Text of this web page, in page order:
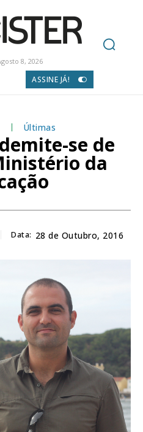
8, 2026
ASSINE JÁ!
Últimas
se de
da
Data: 28 de Outubro, 2016